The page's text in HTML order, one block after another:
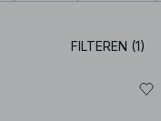
FILTEREN (1)